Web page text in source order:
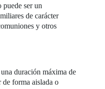
puede ser un
de carácter
y otros
duración máxima de
de forma aislada o